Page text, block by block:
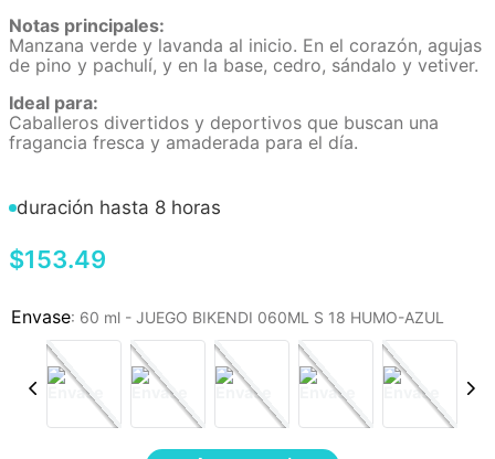
Notas principales:
Manzana verde y lavanda al inicio. En el corazón, agujas
de pino y pachulí, y en la base, cedro, sándalo y vetiver.
Ideal para:
Caballeros divertidos y deportivos que buscan una
fragancia fresca y amaderada para el día.
duración hasta 8 horas
$153.49
: 60 ml - JUEGO BIKENDI 060ML S 18 HUMO-AZUL